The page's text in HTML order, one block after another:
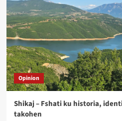
Opinion
Shikaj – Fshati ku historia,
takohen